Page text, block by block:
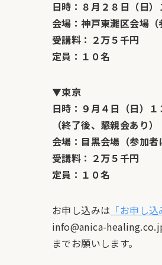
日時：８月２８日（日
会場：神戸東灘区会場（
受講料：２万５千円
定員：１０名
▼東京
日時：９月４日（日）
（終了後、懇親会あり）
会場：目黒会場（参加者
受講料：２万５千円
定員：１０名
お申し込みは 「お申し
info@anica-
までお願いします。